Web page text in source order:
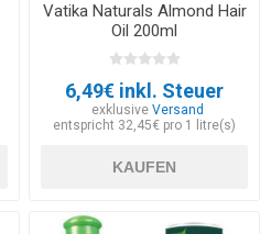
Vatika Naturals Almond Hair
Oil 200ml
6,49€ inkl. Steuer
exklusive Versand
entspricht 32,45€ pro 1 litre(s)
KAUFEN